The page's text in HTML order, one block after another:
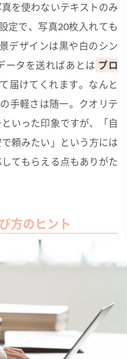
を使わないテキストのみ
定で、写真20枚入れても
デザインは黒や白のシン
ータを送ればあとは プロ
届けてくれます。なんと
手軽さは随一。クオリテ
いった印象ですが、「自
頼みたい」という方には
てもらえる点もありがた
方のヒント